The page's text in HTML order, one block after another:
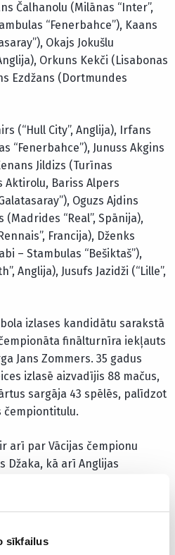
sīkfailus
Čalhanolu (Milānas “Inter”,
“Fenerbahce”), Kaans
Okajs Jokušlu
Orkuns Kekči (Lisabonas
Ezdžans (Dortmundes
(“Hull City”, Anglija), Irfans
“Fenerbahce”), Junuss Akgins
Jildizs (Turīnas
Aktirolu, Bariss Alpers
Oguzs Ajdins
(Madrides “Real”, Spānija),
Francija), Dženks
– Stambulas “Bešiktaš”),
Anglija), Jusufs Jazidži (“Lille”,
izlases kandidātu sarakstā
finālturnīra iekļauts
Jans Zommers. 35 gadus
izlasē aizvadījis 88 mačus,
sargāja 43 spēlēs, palīdzot
čempiontitulu.
arī par Vācijas čempionu
Džaka, kā arī Anglijas
spēkosies ar mājinieci